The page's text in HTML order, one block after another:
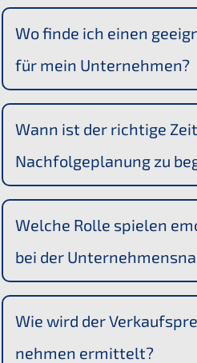
Wo finde ich einen
für mein Unternehmen?
Wann ist der richti­ge
Nachfol­ge­pla­nung zu
Welche Rolle spielen
bei der
Wie wird der
neh­men ermittelt?